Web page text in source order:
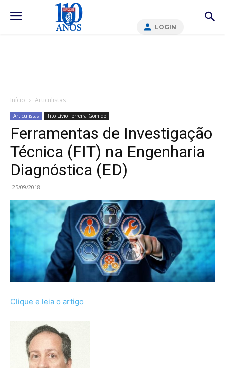
LOGIN
Início Articulistas
Articulistas Tito Lívio Ferreira Gomide
Ferramentas de Investigação
Técnica (FIT) na Engenharia
Diagnóstica (ED)
25/09/2018
Clique e leia o artigo